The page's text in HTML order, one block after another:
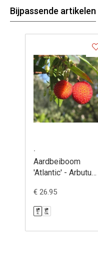
Bijpassende artikelen
.
Aardbeiboom
'Atlantic' - Arbutus
€ 26.95